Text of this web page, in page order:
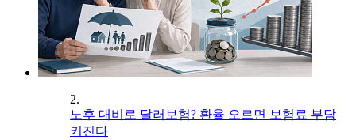
2.
노후 대비로 달러보험? 환율 오르면 보험료 부담
커진다